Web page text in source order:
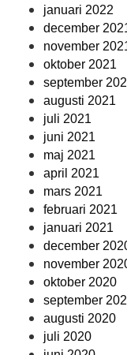
januari 2022
december
november
oktober 2021
september
augusti 2021
juli 2021
juni 2021
maj 2021
april 2021
mars 2021
februari 2021
januari 2021
december
november
oktober 2020
september
augusti 2020
juli 2020